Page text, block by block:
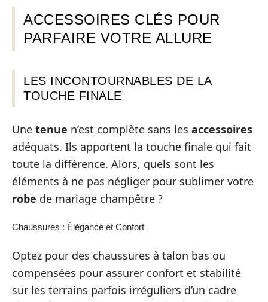
ACCESSOIRES CLÉS POUR
PARFAIRE VOTRE ALLURE
LES INCONTOURNABLES DE LA
TOUCHE FINALE
Une tenue n’est complète sans les accessoires
adéquats. Ils apportent la touche finale qui fait
toute la différence. Alors, quels sont les
éléments à ne pas négliger pour sublimer votre
robe de mariage champêtre ?
Chaussures : Élégance et Confort
Optez pour des chaussures à talon bas ou
compensées pour assurer confort et stabilité
sur les terrains parfois irréguliers d’un cadre